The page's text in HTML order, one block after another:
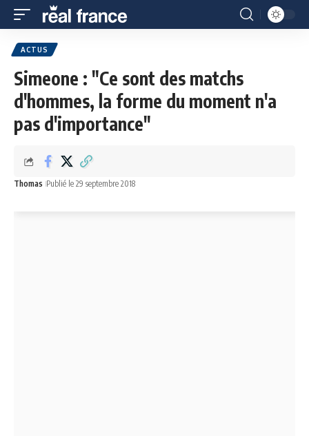
ACTUS
Simeone : "Ce sont des matchs
d'hommes, la forme du moment n'a
pas d'importance"
Thomas Publié le 29 septembre 2018